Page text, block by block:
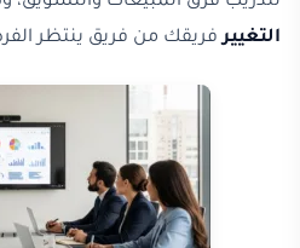
التغييرفريقك من فريق ينتظر